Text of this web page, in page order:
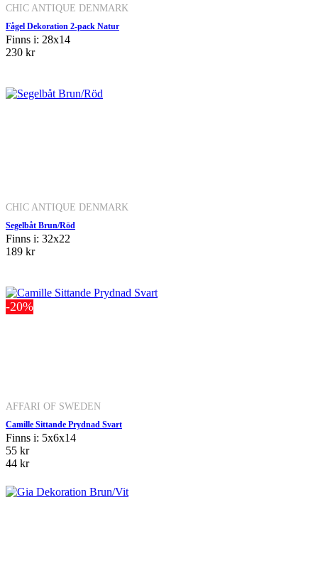
CHIC ANTIQUE DENMARK
Fågel Dekoration 2-pack Natur
Finns i: 28x14
230 kr
CHIC ANTIQUE DENMARK
Segelbåt Brun/Röd
Finns i: 32x22
189 kr
-20%
AFFARI OF SWEDEN
Camille Sittande Prydnad Svart
Finns i: 5x6x14
55 kr
44 kr